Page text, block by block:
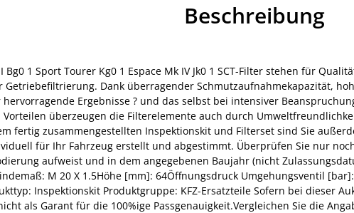
Beschreibung
1 Sport Tourer Kg0 1 Espace Mk IV Jk0 1 SCT-Filter stehen für
Dank überragender Schmutzaufnahmekapazität,
Ergebnisse ? und das selbst bei intensiver
überzeugen die Filterelemente auch durch
fertig zusammengestellten Inspektionskit und Filterset sind Sie
für Ihr Fahrzeug erstellt und abgestimmt. Überprüfen Sie nur
aufweist und in dem angegebenen Baujahr (nicht
M 20 X 1.5Höhe [mm]: 64Öffnungsdruck Umgehungsventil
Inspektionskit Produktgruppe: KFZ-Ersatzteile Sofern bei dieser
als Garant für die 100%ige Passgenauigkeit.Vergleichen Sie die